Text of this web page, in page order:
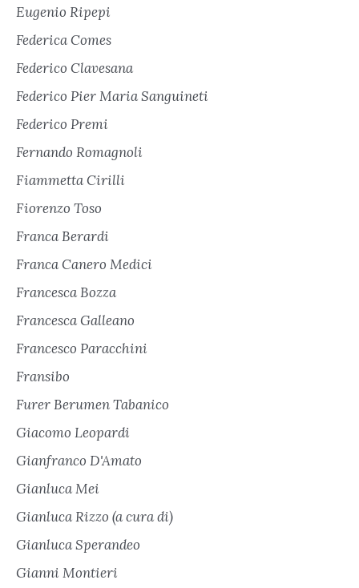
Eugenio Ripepi
Federica Comes
Federico Clavesana
Federico Pier Maria Sanguineti
Federico Premi
Fernando Romagnoli
Fiammetta Cirilli
Fiorenzo Toso
Franca Berardi
Franca Canero Medici
Francesca Bozza
Francesca Galleano
Francesco Paracchini
Fransibo
Furer Berumen Tabanico
Giacomo Leopardi
Gianfranco D'Amato
Gianluca Mei
Gianluca Rizzo (a cura di)
Gianluca Sperandeo
Gianni Montieri